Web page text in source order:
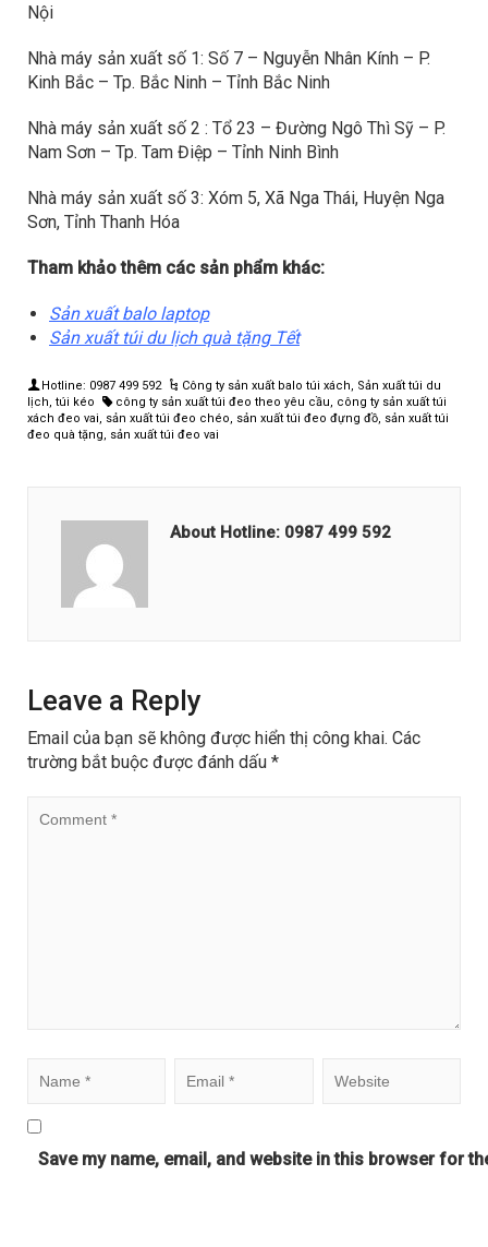
Nội
Nhà máy sản xuất số 1: Số 7 – Nguyễn Nhân Kính – P.
Kinh Bắc – Tp. Bắc Ninh – Tỉnh Bắc Ninh
Nhà máy sản xuất số 2 : Tổ 23 – Đường Ngô Thì Sỹ – P.
Nam Sơn – Tp. Tam Điệp – Tỉnh Ninh Bình
Nhà máy sản xuất số 3: Xóm 5, Xã Nga Thái, Huyện Nga
Sơn, Tỉnh Thanh Hóa
Tham khảo thêm các sản phẩm khác:
Sản xuất balo laptop
Sản xuất túi du lịch quà tặng Tết
Hotline: 0987 499 592 Công ty sản xuất balo túi xách, Sản xuất túi du
lịch, túi kéo
công ty sản xuất túi đeo theo yêu cầu, công ty sản xuất túi
xách đeo vai, sản xuất túi đeo chéo, sản xuất túi đeo đựng đồ, sản xuất túi
đeo quà tặng, sản xuất túi đeo vai
About Hotline: 0987 499 592
Leave a Reply
Email của bạn sẽ không được hiển thị công khai. Các
trường bắt buộc được đánh dấu *
Save my name, email, and website in this browser for